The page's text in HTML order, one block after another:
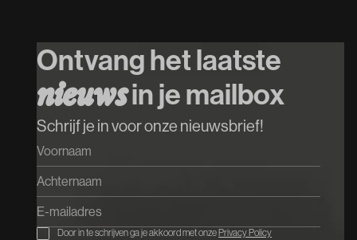
Polska // $hirak //
Cupido
Koop tickets
Koop tickets
Ontvang het laatste
nieuwsin je mailbox
Schrijf je in voor onze nieuwsbrief!
Door in te schrijven ga je akkoord met onze Privacy Policy